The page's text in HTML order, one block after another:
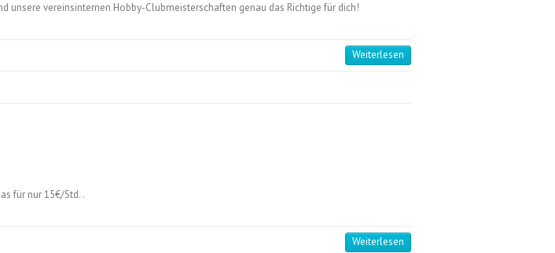
unsere vereinsinternen Hobby-Clubmeisterschaften genau das Richtige für dich!
Weiterlesen
für nur 15€/Std. .
Weiterlesen